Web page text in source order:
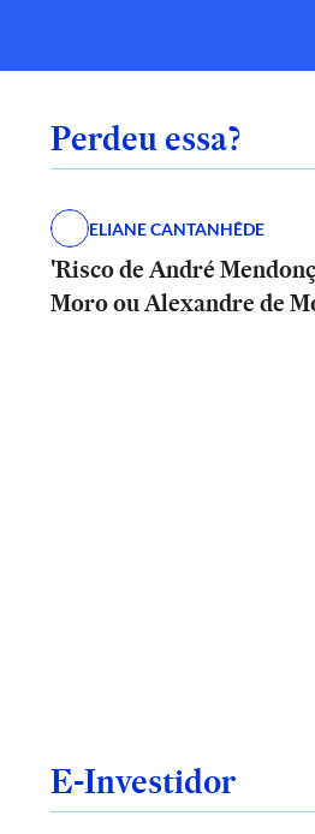
Perdeu essa?
ELIANE CANTANHÊDE
'Risco de André
Moro ou Alexandre de
E-Investidor